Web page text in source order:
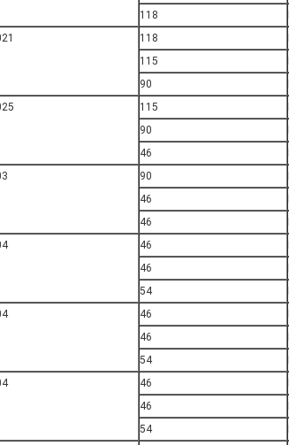
118
118
115
90
115
90
46
90
46
46
46
46
54
46
46
54
46
46
54